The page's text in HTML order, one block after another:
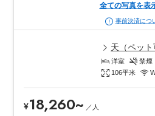
全ての写真を表
事前決済につ
天（ペット
洋室 禁煙
106平米
¥18,260~ ／ 人